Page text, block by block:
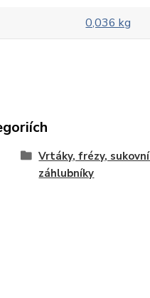
0,036 kg
Vrtáky, frézy,
záhlubníky